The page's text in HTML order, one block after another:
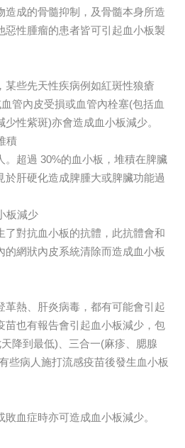
造成的骨髓抑制，及骨髓本身所造
惡性腫瘤的患者皆可引起血小板製
某些先天性疾病例如紅斑性狼瘡
管內皮受損或血管內栓塞(包括血
性紫斑)亦會造成血小板減少。
積
。超過 30%的血小板，堆積在脾臟
於肝硬化造成脾腫大或脾臟功能過
板減少
了對抗血小板的抗體，此抗體會和
的網狀內皮系統清除而造成血小板
革熱、肝炎病毒，都有可能會引起
苗也有報告會引起血小板減少，包
降到最低)、三合一(麻疹、腮腺
些病人施打流感疫苗後發生血小板
血症時亦可造成血小板減少。